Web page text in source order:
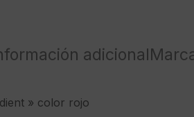
adicional
» color rojo